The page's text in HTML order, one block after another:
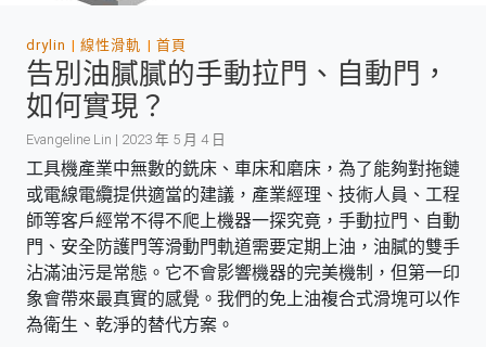
drylin 線性滑軌 首頁
告別油膩膩的手動拉門、自動門，
如何實現？
Evangeline Lin | 2023 年 5 月 4 日
工具機產業中無數的銑床、車床和磨床，為了能夠對拖鏈
或電線電纜提供適當的建議，產業經理、技術人員、工程
師等客戶經常不得不爬上機器一探究竟，手動拉門、自動
門、安全防護門等滑動門軌道需要定期上油，油膩的雙手
沾滿油污是常態。它不會影響機器的完美機制，但第一印
象會帶來最真實的感覺。我們的免上油複合式滑塊可以作
為衛生、乾淨的替代方案。